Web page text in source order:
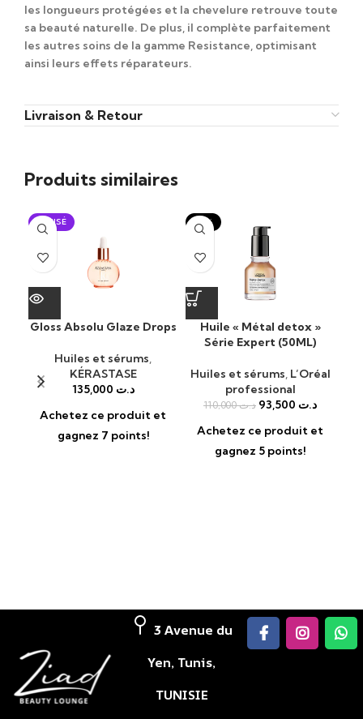
les longueurs protégées et la chevelure retrouve toute
sa beauté naturelle. De plus, il complète parfaitement
les autres soins de la gamme Resistance, optimisant
ainsi leurs effets réparateurs.
Livraison & Retour
Produits similaires
ÉPUISÉ
Gloss Absolu Glaze Drops
Huiles et sérums,
KÉRASTASE
د.ت
Achetez ce produit et
gagnez 7 points!
-15%
Huile « Métal detox »
Série Expert (50ML)
Huiles et sérums, L’Oréal
professional
د.ت110,000 د.ت
Achetez ce produit et
gagnez 5 points!
3 Avenue du
Yen, Tunis,
TUNISIE